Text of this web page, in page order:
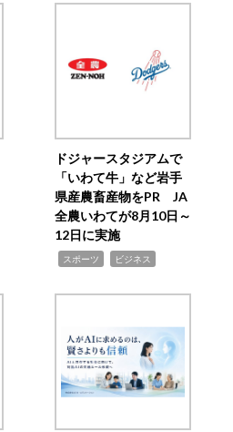
ドジャースタジアムで
「いわて牛」など岩手
県産農畜産物をPR JA
全農いわてが8月10日～
12日に実施
スポーツ ビジネス